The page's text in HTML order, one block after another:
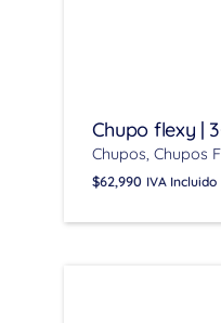
Chupo flexy |
Chupos Chupos
$62,990 IVA Incluido